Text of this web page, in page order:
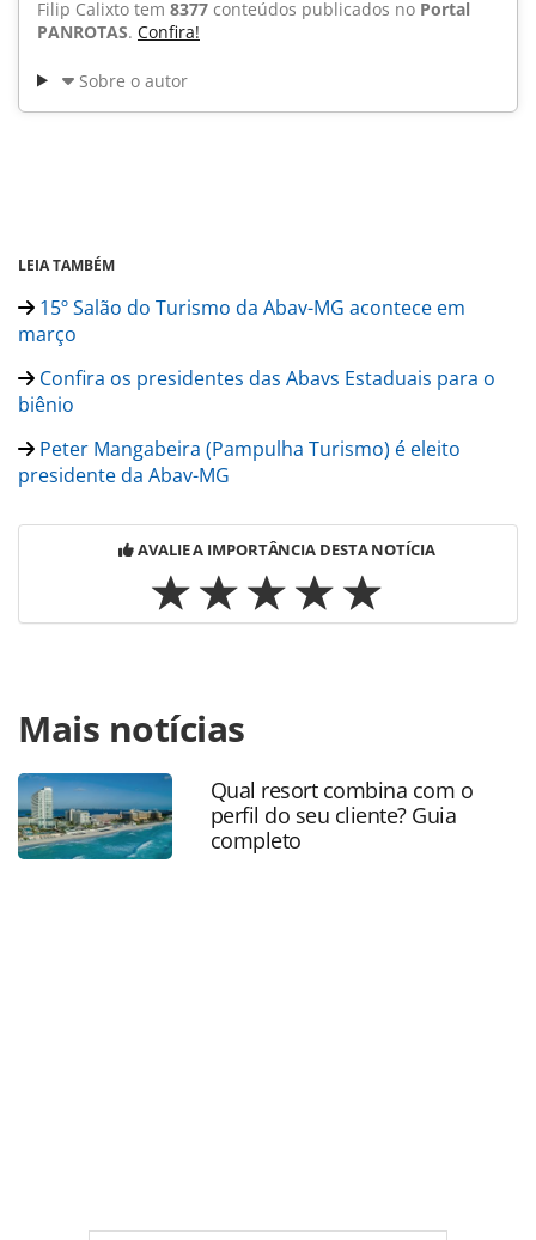
Filip Calixto tem 8377 conteúdos publicados no Portal
PANROTAS. Confira!
Sobre o autor
LEIA TAMBÉM
15º Salão do Turismo da Abav-MG acontece em
março
Confira os presidentes das Abavs Estaduais para o
biênio
Peter Mangabeira (Pampulha Turismo) é eleito
presidente da Abav-MG
AVALIE A IMPORTÂNCIA DESTA NOTÍCIA
https://www.panrotas.com.br/agencias-de-
viagens/eventos/2022/03/abav-mg-realiza-15o-salao-do-
turismo-em-bh-este-mes_187820.html ou as ferramentas
oferecidas na página. Todo o conteúdo produzido pela
PANROTAS Editora é protegido pela legislação brasileira
sobre direito autoral. Não reproduza o conteúdo sem
Mais notícias
Qual resort combina com o
perfil do seu cliente? Guia
completo